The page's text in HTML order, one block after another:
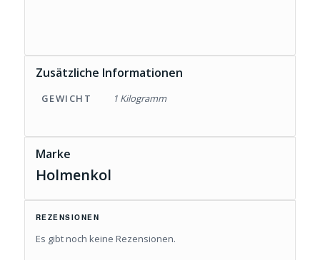
Zusätzliche Informationen
GEWICHT 1 Kilogramm
Marke
Holmenkol
REZENSIONEN
Es gibt noch keine Rezensionen.